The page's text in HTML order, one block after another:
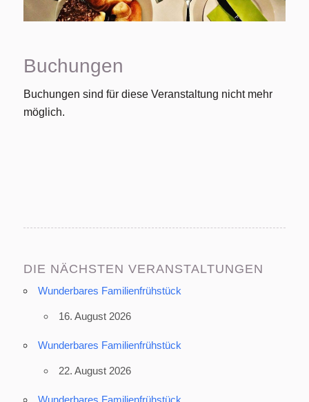
Buchungen
Buchungen sind für diese Veranstaltung nicht mehr
möglich.
DIE NÄCHSTEN VERANSTALTUNGEN
Wunderbares Familienfrühstück
16. August 2026
Wunderbares Familienfrühstück
22. August 2026
Wunderbares Familienfrühstück